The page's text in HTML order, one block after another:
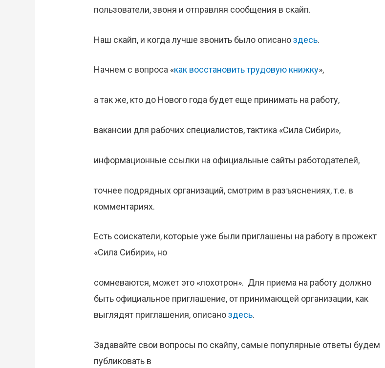
пользователи, звоня и отправляя сообщения в скайп.
Наш скайп, и когда лучше звонить было описаноздесь.
Начнем с вопроса «как восстановить трудовую книжку»,
а так же, кто до Нового года будет еще принимать на работу,
вакансии для рабочих специалистов, тактика «Сила Сибири»,
информационные ссылки на официальные сайты работодателей,
точнее подрядных организаций, смотрим в разъяснениях, т.е. в
комментариях.
Есть соискатели, которые уже были приглашены на работу в прожект
«Сила Сибири», но
сомневаются, может это «лохотрон». Для приема на работу должно
быть официальное приглашение, от принимающей организации, как
выглядят приглашения, описаноздесь.
Задавайте свои вопросы по скайпу, самые популярные ответы будем
публиковать в